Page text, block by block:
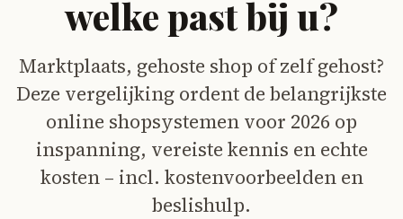
welke past bij u?
Marktplaats, gehoste shop of zelf gehost?
Deze vergelijking ordent de belangrijkste
online shopsystemen voor 2026 op
inspanning, vereiste kennis en echte
kosten – incl. kostenvoorbeelden en
beslishulp.